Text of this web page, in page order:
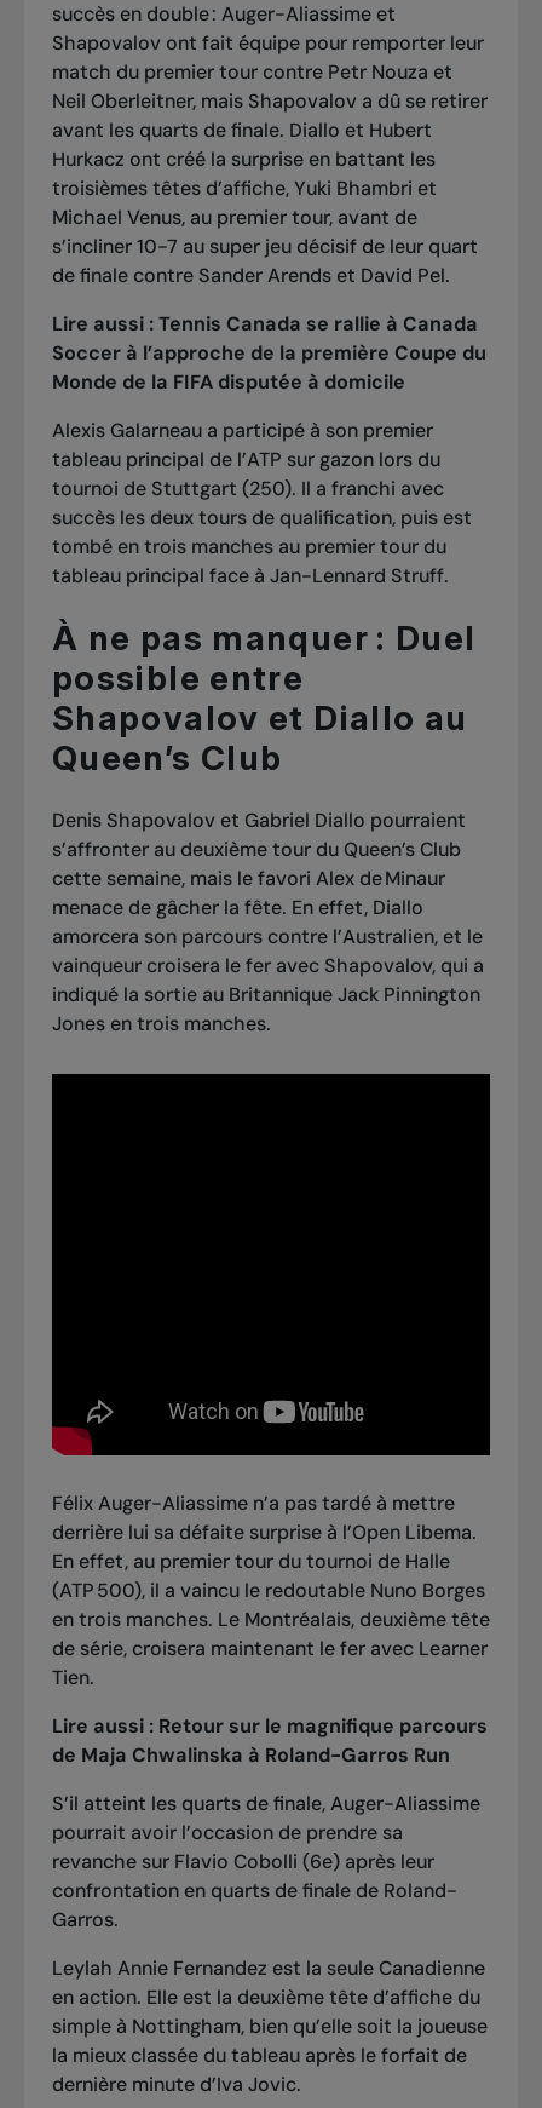
succès en double : Auger-Aliassime et
Shapovalov ont fait équipe pour remporter leur
match du premier tour contre Petr Nouza et
Neil Oberleitner, mais Shapovalov a dû se retirer
avant les quarts de finale. Diallo et Hubert
Hurkacz ont créé la surprise en battant les
troisièmes têtes d’affiche, Yuki Bhambri et
Michael Venus, au premier tour, avant de
s’incliner 10-7 au super jeu décisif de leur quart
de finale contre Sander Arends et David Pel.
Lire aussi :Tennis Canada se rallie à Canada
Soccer à l’approche de la première Coupe du
Monde de la FIFA disputée à domicile
Alexis Galarneau a participé à son premier
tableau principal de l’ATP sur gazon lors du
tournoi de Stuttgart (250). Il a franchi avec
succès les deux tours de qualification, puis est
tombé en trois manches au premier tour du
tableau principal face à Jan-Lennard Struff.
À ne pas manquer : Duel
possible entre
Shapovalov et Diallo au
Queen’s Club
Denis Shapovalov et Gabriel Diallo pourraient
s’affronter au deuxième tour du Queen’s Club
cette semaine, mais le favori Alex de Minaur
menace de gâcher la fête. En effet, Diallo
amorcera son parcours contre l’Australien, et le
vainqueur croisera le fer avec Shapovalov, qui a
indiqué la sortie au Britannique Jack Pinnington
Jones en trois manches.
Félix Auger-Aliassime n’a pas tardé à mettre
derrière lui sa défaite surprise à l’Open Libema.
En effet, au premier tour du tournoi de Halle
(ATP 500), il a vaincu le redoutable Nuno Borges
en trois manches. Le Montréalais, deuxième tête
de série, croisera maintenant le fer avec Learner
Tien.
Lire aussi : Retour sur le magnifique parcours
de Maja Chwalinska à Roland-Garros Run
S’il atteint les quarts de finale, Auger-Aliassime
pourrait avoir l’occasion de prendre sa
revanche sur Flavio Cobolli (6e) après leur
confrontation en quarts de finale de Roland-
Garros.
Leylah Annie Fernandez est la seule Canadienne
en action. Elle est la deuxième tête d’affiche du
simple à Nottingham, bien qu’elle soit la joueuse
la mieux classée du tableau après le forfait de
dernière minute d’Iva Jovic.